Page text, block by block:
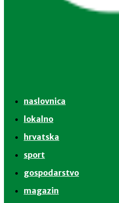
naslovnica
lokalno
hrvatska
sport
gospodarstvo
magazin